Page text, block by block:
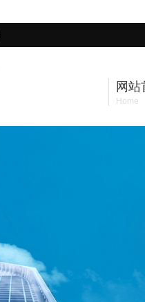
网站
Home